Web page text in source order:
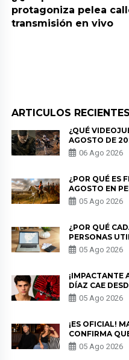
protagoniza pelea
transmisión en vivo
ARTICULOS RECIENTES
¿QUÉ
AGOSTO DE
LOS06 Ago 2026
¿POR QUÉ ES
AGOSTO EN
HISTORIA
05 Ago 2026
¿POR QUÉ
PERSONAS
PARA
PRIVACIDAD?
05 Ago 2026
¡IMPACTANTE
DÍAZ CAE
EN “ESTO ES
PREOCUPACIÓN
05 Ago 2026
¡ES OFICIAL!
CONFIRMA
MILETT
PUDO MÁS”
05 Ago 2026